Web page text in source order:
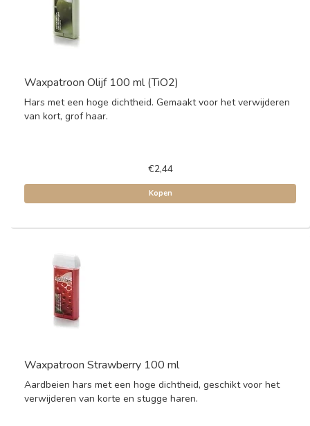
Waxpatroon Olijf 100 ml (TiO2)
Hars met een hoge dichtheid. Gemaakt voor het verwijderen
van kort, grof haar.
€2,44
Kopen
Waxpatroon Strawberry 100 ml
Aardbeien hars met een hoge dichtheid, geschikt voor het
verwijderen van korte en stugge haren.